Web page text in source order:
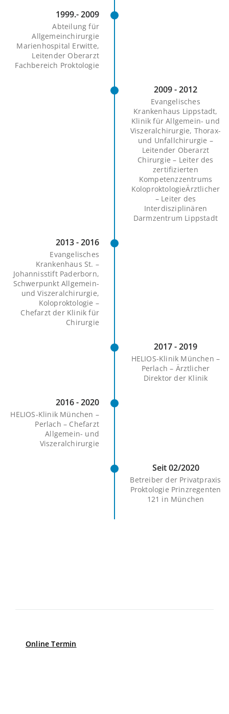
1999.- 2009
Abteilung für
Allgemeinchirurgie
Marienhospital Erwitte,
Leitender Oberarzt
Fachbereich Proktologie
2009 - 2012
Evangelisches
Krankenhaus Lippstadt,
Klinik für Allgemein- und
Viszeralchirurgie, Thorax-
und Unfallchirurgie –
Leitender Oberarzt
Chirurgie – Leiter des
zertifizierten
Kompetenzzentrums
KoloproktologieÄrztlicher
– Leiter des
Interdisziplinären
Darmzentrum Lippstadt
2013 - 2016
Evangelisches
Krankenhaus St. –
Johannisstift Paderborn,
Schwerpunkt Allgemein-
und Viszeralchirurgie,
Koloproktologie –
Chefarzt der Klinik für
Chirurgie
2017 - 2019
HELIOS-Klinik München –
Perlach – Ärztlicher
Direktor der Klinik
2016 - 2020
HELIOS-Klinik München –
Perlach – Chefarzt
Allgemein- und
Viszeralchirurgie
Seit 02/2020
Betreiber der Privatpraxis
Proktologie Prinzregenten
121 in München
Online Termin